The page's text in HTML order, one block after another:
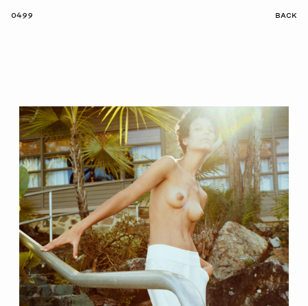
BACK
0499